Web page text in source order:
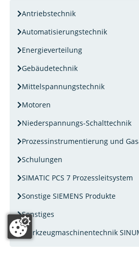
Antriebstechnik
Automatisierungstechnik
Energieverteilung
Gebäudetechnik
Mittelspannungstechnik
Motoren
Niederspannungs-Schalttechnik
Prozessinstrumentierung und
Schulungen
SIMATIC PCS 7 Prozessleitsystem
Sonstige SIEMENS Produkte
Sonstiges
Werkzeugmaschinentechnik